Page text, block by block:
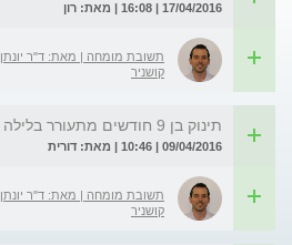
17/04/2016 | 16:08 | מאת: רון
תשובת מומחה | מאת: ד"ר יונתן
קושניר
תינוק בן 9 חודשים מתעורר בלילה כמה פעמים (לת)
09/04/2016 | 10:46 | מאת: דורית
תשובת מומחה | מאת: ד"ר יונתן
קושניר